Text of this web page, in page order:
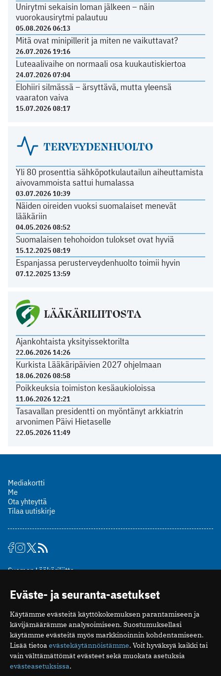
Unirytmi sekaisin loman jälkeen – näin
vuorokausirytmi palautuu
05.08.2026 06:13
Mitä ovat minipillerit ja miten ne vaikuttavat?
26.07.2026 19:16
Luteaalivaihe on normaali osa kuukautiskiertoa
24.07.2026 07:04
Elohiiri silmässä – ärsyttävä, mutta yleensä
vaaraton vaiva
15.07.2026 08:17
TERVEYDENHUOLTO
Yli 80 prosenttia sähköpotkulautailun aiheuttamista
aivovammoista sattui humalassa
03.07.2026 10:39
Näiden oireiden vuoksi suomalaiset menevät
lääkäriin
04.05.2026 08:52
Suomalaisen tehohoidon tulokset ovat hyviä
15.12.2025 08:19
Espanjassa perusterveydenhuolto toimii hyvin
07.12.2025 13:59
LÄÄKÄRILIITOSTA
Ajankohtaista yksityissektorilta
22.06.2026 14:26
Kurkista Lääkäripäivien 2027 ohjelmaan
18.06.2026 08:58
Poikkeuksia toimiston kesäaukioloissa
11.06.2026 12:21
Tasavallan presidentti on myöntänyt arkkiatrin
arvonimen Päivi Hietaselle
22.05.2026 11:49
Mediakortti
Me
Ota yhteyttä
Tilaa uutiskirje
Suomen Lääkäriliitto
00510 Helsinki
puh. (09) 393 091
toimitus@potilaanlaakarilehti.fi
ISSN 2323-9476
Eväste- ja seuranta-asetukset
Käytämme evästeitä käyttökokemuksen parantamiseen ja
kävijämäärämme analysoimiseen. Suostumuksellasi
käytämme evästeitä myös markkinoinnin kohdentamiseen.
Lisää tietoa evästekäytännöistämme. Voit hyväksyä kaikki tai
vain välttämättömät evästeet sekä muokata asetuksia
evästeasetuksissa.